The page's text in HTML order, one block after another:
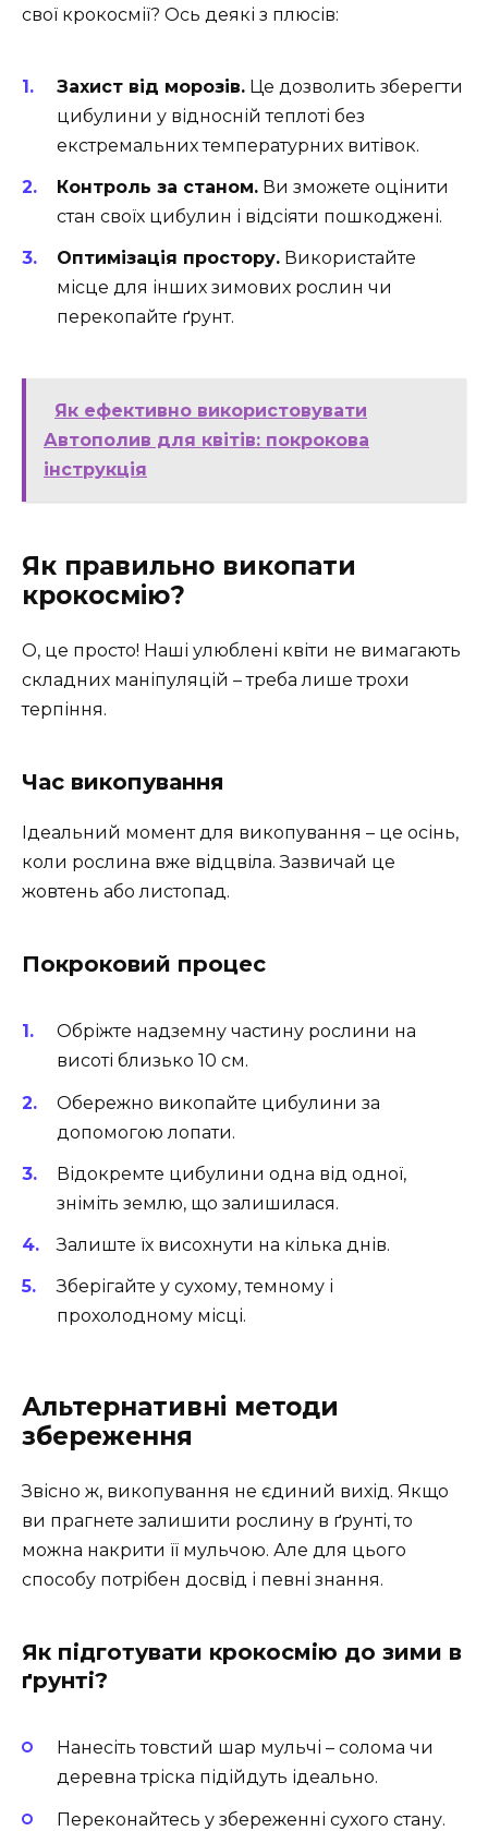
свої крокосмії? Ось деякі з плюсів:
Захист від морозів. Це дозволить зберегти
цибулини у відносній теплоті без
екстремальних температурних витівок.
Контроль за станом. Ви зможете оцінити
стан своїх цибулин і відсіяти пошкоджені.
Оптимізація простору. Використайте
місце для інших зимових рослин чи
перекопайте ґрунт.
Як ефективно використовувати
Автополив для квітів: покрокова
інструкція
Як правильно викопати
крокосмію?
О, це просто! Наші улюблені квіти не вимагають
складних маніпуляцій – треба лише трохи
терпіння.
Час викопування
Ідеальний момент для викопування – це осінь,
коли рослина вже відцвіла. Зазвичай це
жовтень або листопад.
Покроковий процес
Обріжте надземну частину рослини на
висоті близько 10 см.
Обережно викопайте цибулини за
допомогою лопати.
Відокремте цибулини одна від одної,
зніміть землю, що залишилася.
Залиште їх висохнути на кілька днів.
Зберігайте у сухому, темному і
прохолодному місці.
Альтернативні методи
збереження
Звісно ж, викопування не єдиний вихід. Якщо
ви прагнете залишити рослину в ґрунті, то
можна накрити її мульчою. Але для цього
способу потрібен досвід і певні знання.
Як підготувати крокосмію до зими в
ґрунті?
Нанесіть товстий шар мульчі – солома чи
деревна тріска підійдуть ідеально.
Переконайтесь у збереженні сухого стану.